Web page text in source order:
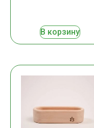
В корзину